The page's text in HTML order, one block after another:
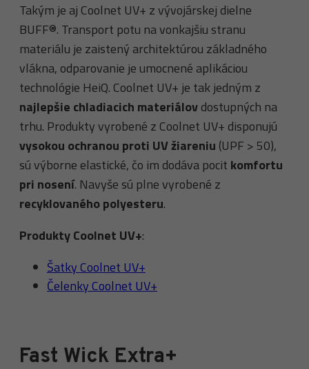
Takým je aj Coolnet UV+ z vývojárskej dielne
BUFF®. Transport potu na vonkajšiu stranu
materiálu je zaistený architektúrou základného
vlákna, odparovanie je umocnené aplikáciou
technológie HeiQ. Coolnet UV+ je tak jedným z
najlepšie chladiacich materiálovdostupných na
trhu. Produkty vyrobené z Coolnet UV+ disponujú
vysokou ochranou proti UV žiareniu (UPF > 50),
sú výborne elastické, čo im dodáva pocit komfortu
pri nosení. Navyše sú plne vyrobené z
recyklovaného polyesteru.
Produkty Coolnet UV+:
Šatky Coolnet UV+
Čelenky Coolnet UV+
Fast Wick Extra+